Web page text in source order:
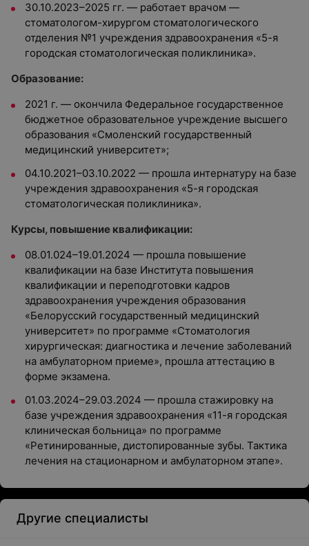
30.10.2023–2025 гг. — работает врачом —
стоматологом-хирургом стоматологического
отделения №1 учреждения здравоохранения «5-я
городская стоматологическая поликлиника».
Образование:
2021 г. — окончила Федеральное государственное
бюджетное образовательное учреждение высшего
образования «Смоленский государственный
медицинский университет»;
04.10.2021–03.10.2022 — прошла интернатуру на базе
учреждения здравоохранения «5-я городская
стоматологическая поликлиника».
Курсы, повышение квалификации:
08.01.024–19.01.2024 — прошла повышение
квалификации на базе Института повышения
квалификации и переподготовки кадров
здравоохранения учреждения образования
«Белорусский государственный медицинский
университет» по программе «Стоматология
хирургическая: диагностика и лечение заболеваний
на амбулаторном приеме», прошла аттестацию в
форме экзамена.
01.03.2024–29.03.2024 — прошла стажировку на
базе учреждения здравоохранения «11-я городская
клиническая больница» по программе
«Ретинированные, дистопированные зубы. Тактика
лечения на стационарном и амбулаторном этапе».
Другие специалисты